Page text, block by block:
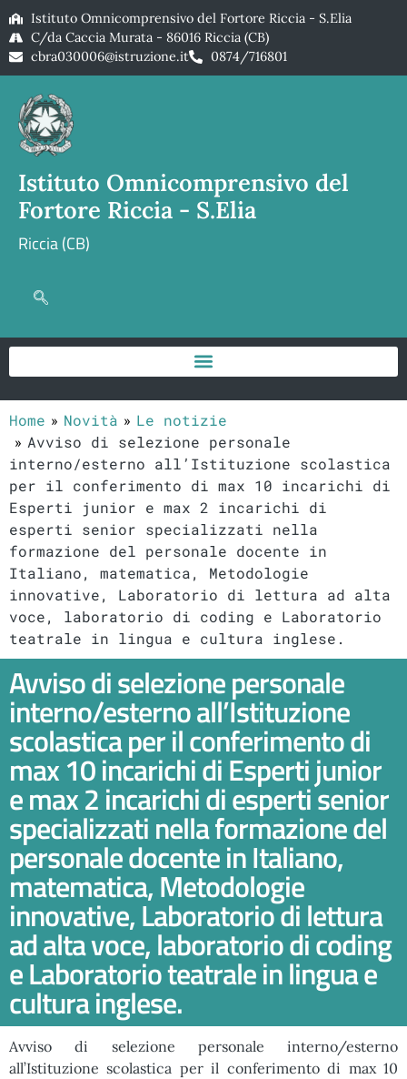
Istituto Omnicomprensivo del Fortore Riccia - S.Elia
C/da Caccia Murata - 86016 Riccia (CB)
cbra030006@istruzione.it
0874/716801
Istituto Omnicomprensivo del
Fortore Riccia - S.Elia
Riccia (CB)
Home Novità
Le notizie
Avviso di selezione personale
interno/esterno all’Istituzione scolastica
per il conferimento di max 10 incarichi di
Esperti junior e max 2 incarichi di
esperti senior specializzati nella
formazione del personale docente in
Italiano, matematica, Metodologie
innovative, Laboratorio di lettura ad alta
voce, laboratorio di coding e Laboratorio
teatrale in lingua e cultura inglese.
Avviso di selezione personale
interno/esterno all’Istituzione
scolastica per il conferimento di
max 10 incarichi di Esperti junior
e max 2 incarichi di esperti senior
specializzati nella formazione del
personale docente in Italiano,
matematica, Metodologie
innovative, Laboratorio di lettura
ad alta voce, laboratorio di coding
e Laboratorio teatrale in lingua e
cultura inglese.
Avviso di selezione personale interno/esterno
all’Istituzione scolastica per il conferimento di max 10